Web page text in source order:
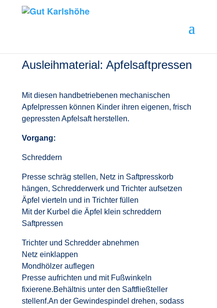
Ausleihmaterial: Apfelsaftpressen
Mit diesen handbetriebenen mechanischen
Apfelpressen können Kinder ihren eigenen, frisch
gepressten Apfelsaft herstellen.
Vorgang:
Schreddern
Presse schräg stellen, Netz in Saftpresskorb
hängen, Schredderwerk und Trichter aufsetzen
Äpfel vierteln und in Trichter füllen
Mit der Kurbel die Äpfel klein schreddern
Saftpressen
Trichter und Schredder abnehmen
Netz einklappen
Mondhölzer auflegen
Presse aufrichten und mit Fußwinkeln
fixierene.Behältnis unter den Saftfließteller
stellenf.An der Gewindespindel drehen, sodass